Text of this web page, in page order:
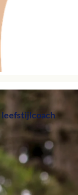
leefstijlcoach